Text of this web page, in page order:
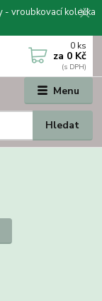
- vroubkovací kolečka
Menu
Hledat
0 ks
za 0 Kč